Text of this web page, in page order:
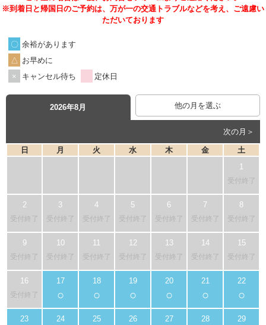
※到着日と帰国日のご予約は、万が一の交通トラブルなどを考え、ご遠慮い
ただいております
余裕があります
お早めに
キャンセル待ち
定休日
2026年8月 他の月を選ぶ
次の月＞
日 月 火 水 木 金 土
受付終了
受付終了 受付終了 受付終了 受付終了 受付終了 受付終了 受付終了
受付終了 受付終了 受付終了 受付終了 受付終了 受付終了 受付終了
受付終了 ○ ○ ○ ○ ○ ○